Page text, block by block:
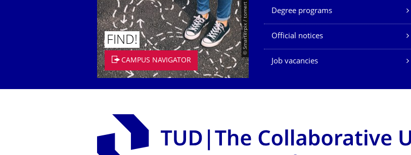
© Smarterpix / tomert
FIND!
CAMPUS NAVIGATOR
Unsere Dienste
Degree programs
Official notices
Job vacancies